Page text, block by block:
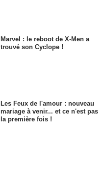
Marvel : le reboot de X-Men a
trouvé son Cyclope !
Les Feux de l'amour : nouveau
mariage à venir... et ce n'est pas
la première fois !